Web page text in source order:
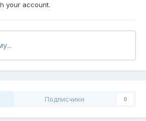
your account.
Подписчики 0